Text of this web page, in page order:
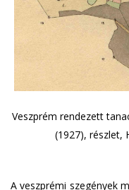
Veszprém rendezett
(1927), részlet,
A veszprémi szegények